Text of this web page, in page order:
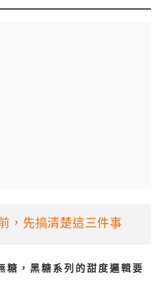
，先搞清楚這三件事
糖，黑糖系列的甜度邏輯要